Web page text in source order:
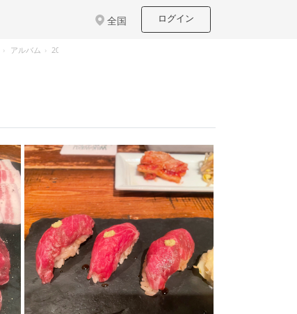
全国 ログイン
アルバム 2025/06/12 表参道KINTAN